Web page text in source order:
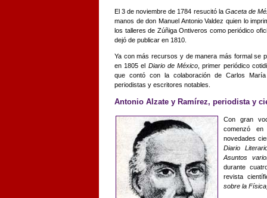
El 3 de noviembre de 1784 resucitó la Gaceta de
manos de don Manuel Antonio Valdez quien lo
los talleres de Zúñiga Ontiveros como periódico
dejó de publicar en 1810.
Ya con más recursos y de manera más formal se
en 1805 el Diario de México , primer periódico
que contó con la colaboración de Carlos
periodistas y escritores notables.
Antonio Alzate y Ramírez, periodista y
Con gran
comenzó
novedades
Diario
Asuntos
durante
revista
sobre la